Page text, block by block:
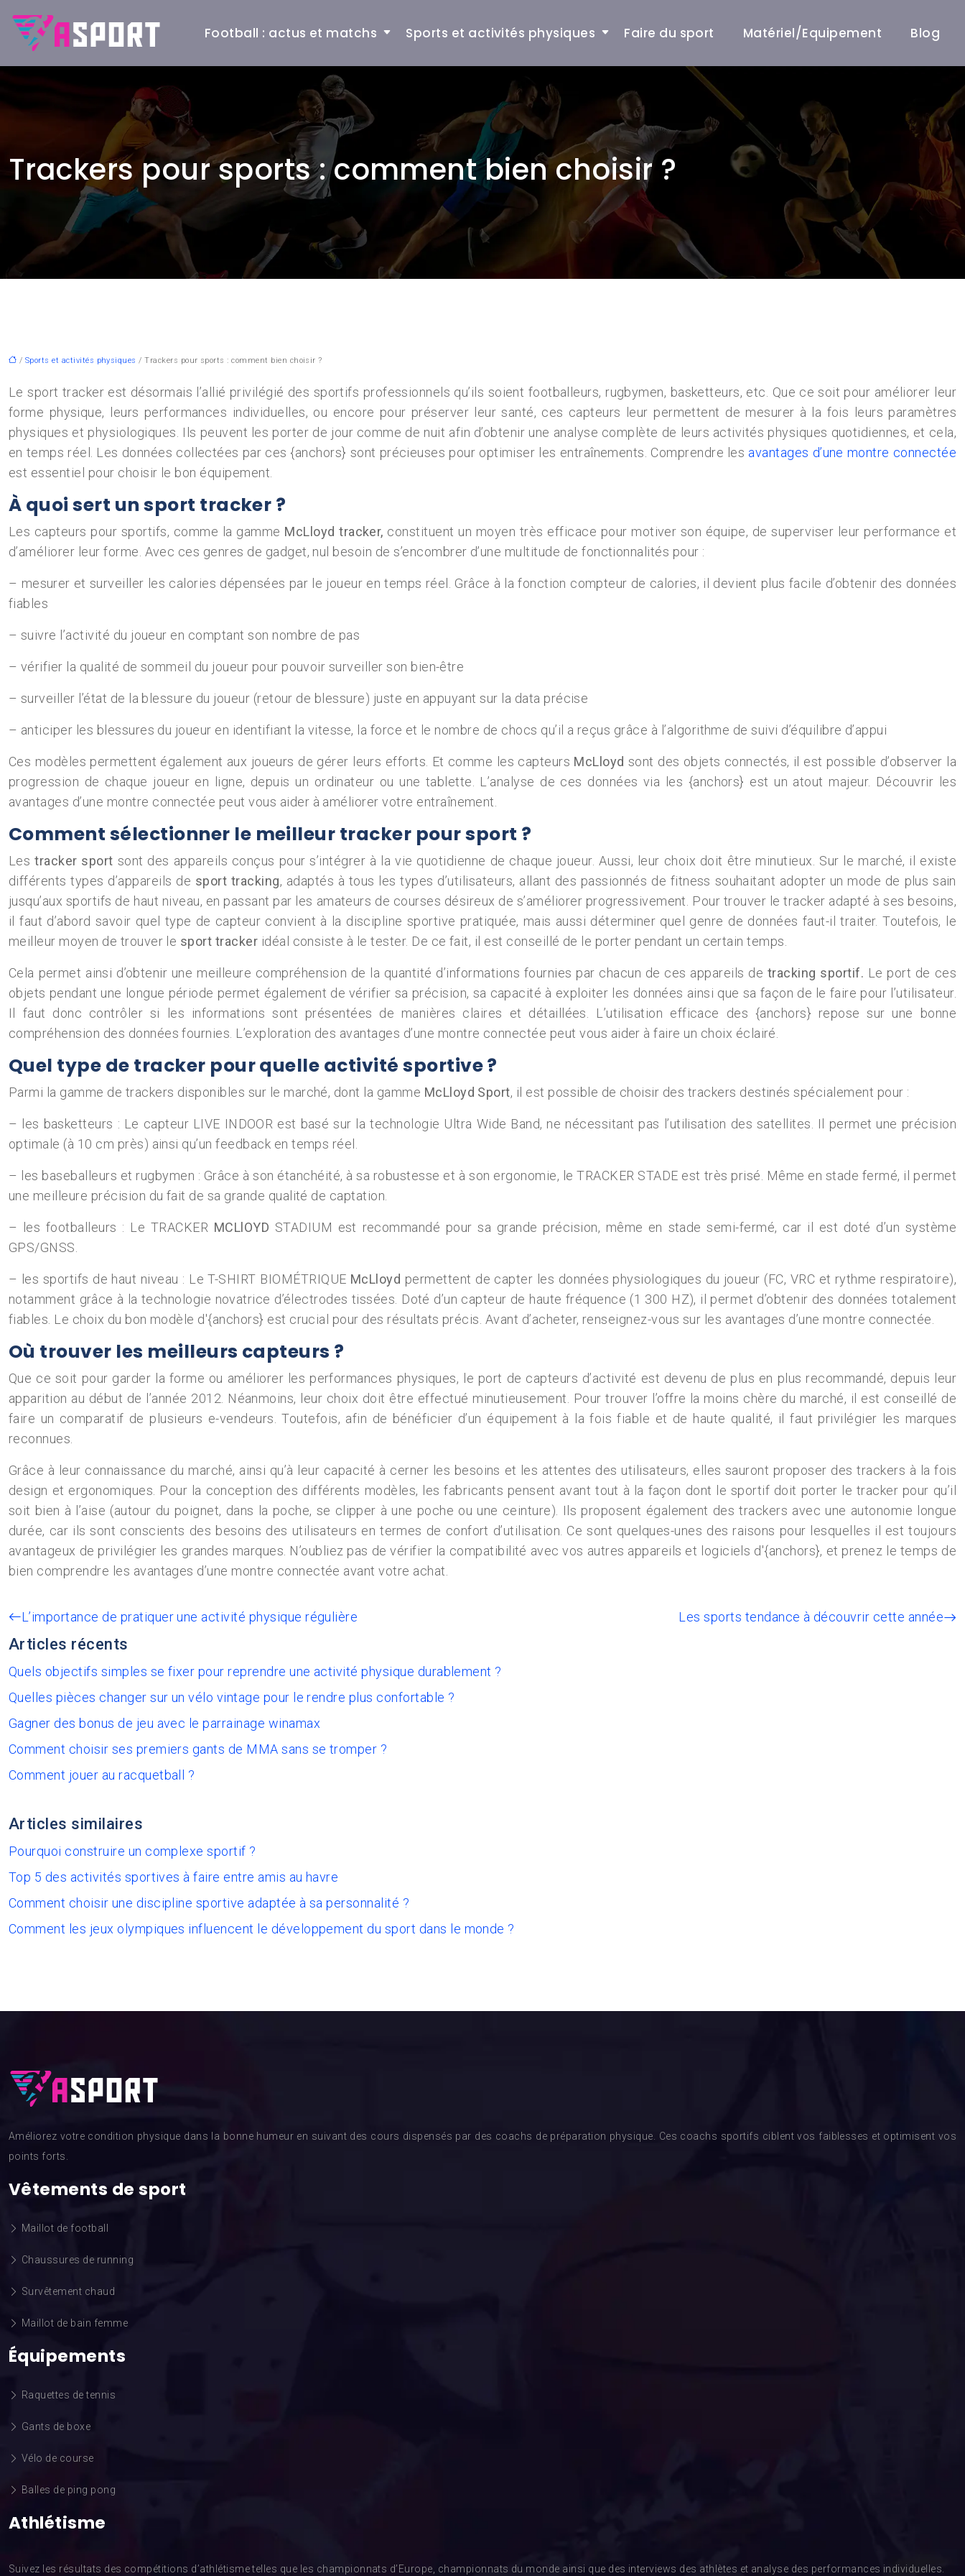
Football : actus et matchs Sports et activités physiques Faire du sport Matériel/Equipement Blog
Trackers pour sports : comment bien choisir ?
/ Sports et activités physiques / Trackers pour sports : comment bien choisir ?
Le sport tracker est désormais l’allié privilégié des sportifs professionnels qu’ils soient footballeurs, rugbymen, basketteurs, etc. Que ce soit pour améliorer leur
forme physique, leurs performances individuelles, ou encore pour préserver leur santé, ces capteurs leur permettent de mesurer à la fois leurs paramètres
physiques et physiologiques. Ils peuvent les porter de jour comme de nuit afin d’obtenir une analyse complète de leurs activités physiques quotidiennes, et cela,
en temps réel. Les données collectées par ces {anchors} sont précieuses pour optimiser les entraînements. Comprendre les avantages d’une montre connectée
est essentiel pour choisir le bon équipement.
À quoi sert un sport tracker ?
Les capteurs pour sportifs, comme la gamme McLloyd tracker, constituent un moyen très efficace pour motiver son équipe, de superviser leur performance et
d’améliorer leur forme. Avec ces genres de gadget, nul besoin de s’encombrer d’une multitude de fonctionnalités pour :
– mesurer et surveiller les calories dépensées par le joueur en temps réel. Grâce à la fonction compteur de calories, il devient plus facile d’obtenir des données
fiables
– suivre l’activité du joueur en comptant son nombre de pas
– vérifier la qualité de sommeil du joueur pour pouvoir surveiller son bien-être
– surveiller l’état de la blessure du joueur (retour de blessure) juste en appuyant sur la data précise
– anticiper les blessures du joueur en identifiant la vitesse, la force et le nombre de chocs qu’il a reçus grâce à l’algorithme de suivi d’équilibre d’appui
Ces modèles permettent également aux joueurs de gérer leurs efforts. Et comme les capteurs McLloyd sont des objets connectés, il est possible d’observer la
progression de chaque joueur en ligne, depuis un ordinateur ou une tablette. L’analyse de ces données via les {anchors} est un atout majeur. Découvrir les
avantages d’une montre connectée peut vous aider à améliorer votre entraînement.
Comment sélectionner le meilleur tracker pour sport ?
Les tracker sport sont des appareils conçus pour s’intégrer à la vie quotidienne de chaque joueur. Aussi, leur choix doit être minutieux. Sur le marché, il existe
différents types d’appareils de sport tracking, adaptés à tous les types d’utilisateurs, allant des passionnés de fitness souhaitant adopter un mode de plus sain
jusqu’aux sportifs de haut niveau, en passant par les amateurs de courses désireux de s’améliorer progressivement. Pour trouver le tracker adapté à ses besoins,
il faut d’abord savoir quel type de capteur convient à la discipline sportive pratiquée, mais aussi déterminer quel genre de données faut-il traiter. Toutefois, le
meilleur moyen de trouver le sport tracker idéal consiste à le tester. De ce fait, il est conseillé de le porter pendant un certain temps.
Cela permet ainsi d’obtenir une meilleure compréhension de la quantité d’informations fournies par chacun de ces appareils de tracking sportif. Le port de ces
objets pendant une longue période permet également de vérifier sa précision, sa capacité à exploiter les données ainsi que sa façon de le faire pour l’utilisateur.
Il faut donc contrôler si les informations sont présentées de manières claires et détaillées. L’utilisation efficace des {anchors} repose sur une bonne
compréhension des données fournies. L’exploration des avantages d’une montre connectée peut vous aider à faire un choix éclairé.
Quel type de tracker pour quelle activité sportive ?
Parmi la gamme de trackers disponibles sur le marché, dont la gamme McLloyd Sport, il est possible de choisir des trackers destinés spécialement pour :
– les basketteurs : Le capteur LIVE INDOOR est basé sur la technologie Ultra Wide Band, ne nécessitant pas l’utilisation des satellites. Il permet une précision
optimale (à 10 cm près) ainsi qu’un feedback en temps réel.
– les baseballeurs et rugbymen : Grâce à son étanchéité, à sa robustesse et à son ergonomie, le TRACKER STADE est très prisé. Même en stade fermé, il permet
une meilleure précision du fait de sa grande qualité de captation.
– les footballeurs : Le TRACKER MCLlOYD STADIUM est recommandé pour sa grande précision, même en stade semi-fermé, car il est doté d’un système
GPS/GNSS.
– les sportifs de haut niveau : Le T-SHIRT BIOMÉTRIQUE McLloyd permettent de capter les données physiologiques du joueur (FC, VRC et rythme respiratoire),
notamment grâce à la technologie novatrice d’électrodes tissées. Doté d’un capteur de haute fréquence (1 300 HZ), il permet d’obtenir des données totalement
fiables. Le choix du bon modèle d'{anchors} est crucial pour des résultats précis. Avant d’acheter, renseignez-vous sur les avantages d’une montre connectée.
Où trouver les meilleurs capteurs ?
Que ce soit pour garder la forme ou améliorer les performances physiques, le port de capteurs d’activité est devenu de plus en plus recommandé, depuis leur
apparition au début de l’année 2012. Néanmoins, leur choix doit être effectué minutieusement. Pour trouver l’offre la moins chère du marché, il est conseillé de
faire un comparatif de plusieurs e-vendeurs. Toutefois, afin de bénéficier d’un équipement à la fois fiable et de haute qualité, il faut privilégier les marques
reconnues.
Grâce à leur connaissance du marché, ainsi qu’à leur capacité à cerner les besoins et les attentes des utilisateurs, elles sauront proposer des trackers à la fois
design et ergonomiques. Pour la conception des différents modèles, les fabricants pensent avant tout à la façon dont le sportif doit porter le tracker pour qu’il
soit bien à l’aise (autour du poignet, dans la poche, se clipper à une poche ou une ceinture). Ils proposent également des trackers avec une autonomie longue
durée, car ils sont conscients des besoins des utilisateurs en termes de confort d’utilisation. Ce sont quelques-unes des raisons pour lesquelles il est toujours
avantageux de privilégier les grandes marques. N’oubliez pas de vérifier la compatibilité avec vos autres appareils et logiciels d'{anchors}, et prenez le temps de
bien comprendre les avantages d’une montre connectée avant votre achat.
L’importance de pratiquer une activité physique régulière Les sports tendance à découvrir cette année
Articles récents
Quels objectifs simples se fixer pour reprendre une activité physique durablement ?
Quelles pièces changer sur un vélo vintage pour le rendre plus confortable ?
Gagner des bonus de jeu avec le parrainage winamax
Comment choisir ses premiers gants de MMA sans se tromper ?
Comment jouer au racquetball ?
Articles similaires
Pourquoi construire un complexe sportif ?
Top 5 des activités sportives à faire entre amis au havre
Comment choisir une discipline sportive adaptée à sa personnalité ?
Comment les jeux olympiques influencent le développement du sport dans le monde ?
Améliorez votre condition physique dans la bonne humeur en suivant des cours dispensés par des coachs de préparation physique. Ces coachs sportifs ciblent vos faiblesses et optimisent vos
points forts.
Vêtements de sport
Maillot de football
Chaussures de running
Survêtement chaud
Maillot de bain femme
Équipements
Raquettes de tennis
Gants de boxe
Vélo de course
Balles de ping pong
Athlétisme
Suivez les résultats des compétitions d’athlétisme telles que les championnats d’Europe, championnats du monde ainsi que des interviews des athlètes et analyse des performances individuelles.